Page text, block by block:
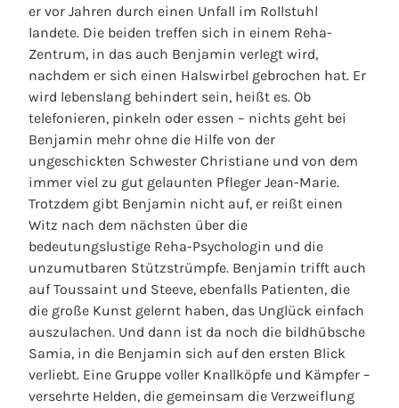
er vor Jahren durch einen Unfall im Rollstuhl
landete. Die beiden treffen sich in einem Reha-
Zentrum, in das auch Benjamin verlegt wird,
nachdem er sich einen Halswirbel gebrochen hat. Er
wird lebenslang behindert sein, heißt es. Ob
telefonieren, pinkeln oder essen – nichts geht bei
Benjamin mehr ohne die Hilfe von der
ungeschickten Schwester Christiane und von dem
immer viel zu gut gelaunten Pfleger Jean-Marie.
Trotzdem gibt Benjamin nicht auf, er reißt einen
Witz nach dem nächsten über die
bedeutungslustige Reha-Psychologin und die
unzumutbaren Stützstrümpfe. Benjamin trifft auch
auf Toussaint und Steeve, ebenfalls Patienten, die
die große Kunst gelernt haben, das Unglück einfach
auszulachen. Und dann ist da noch die bildhübsche
Samia, in die Benjamin sich auf den ersten Blick
verliebt. Eine Gruppe voller Knallköpfe und Kämpfer –
versehrte Helden, die gemeinsam die Verzweiflung